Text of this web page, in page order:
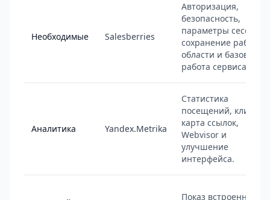
Необходимые Salesberries
Авторизация,
безопасность,
параметры сессии,
сохранение рабочей
области и базовая
работа сервиса.
Аналитика Yandex.Metrika
Статистика
посещений, клики,
карта ссылок,
Webvisor и
улучшение
интерфейса.
Показ встроенных